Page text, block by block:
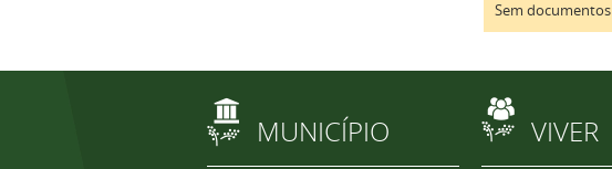
Sem documentos
MUNICÍPIO VIVER